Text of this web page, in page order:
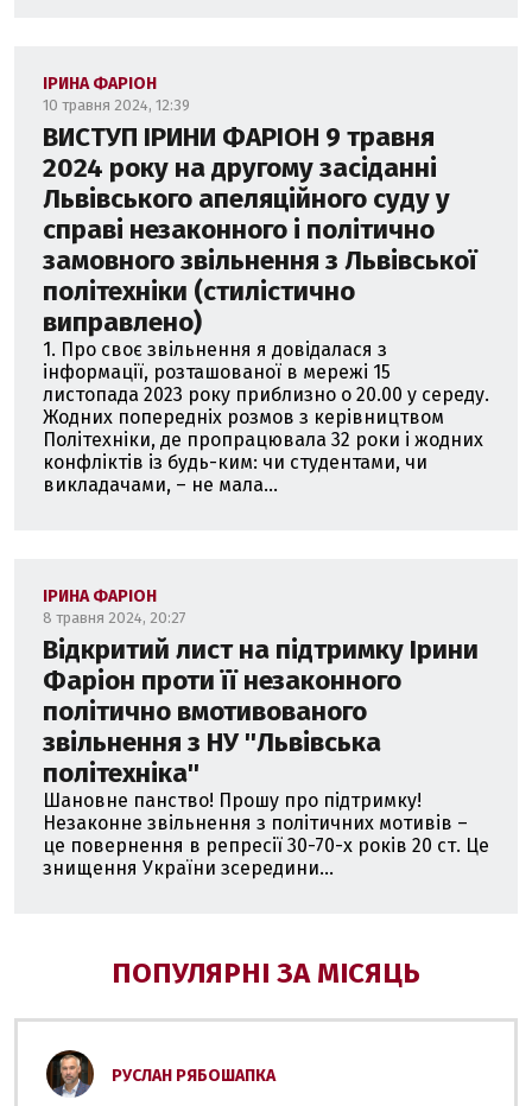
ІРИНА ФАРІОН
10 травня 2024, 12:39
ВИСТУП ІРИНИ ФАРІОН 9 травня
2024 року на другому засіданні
Львівського апеляційного суду у
справі незаконного і політично
замовного звільнення з Львівської
політехніки (стилістично
виправлено)
1. Про своє звільнення я довідалася з
інформації, розташованої в мережі 15
листопада 2023 року приблизно о 20.00 у середу.
Жодних попередніх розмов з керівництвом
Політехніки, де пропрацювала 32 роки і жодних
конфліктів із будь-ким: чи студентами, чи
викладачами, – не мала...
ІРИНА ФАРІОН
8 травня 2024, 20:27
Відкритий лист на підтримку Ірини
Фаріон проти її незаконного
політично вмотивованого
звільнення з НУ ''Львівська
політехніка''
Шановне панство! Прошу про підтримку!
Незаконне звільнення з політичних мотивів –
це повернення в репресії 30-70-х років 20 ст. Це
знищення України зсередини...
ПОПУЛЯРНІ ЗА МІСЯЦЬ
РУСЛАН РЯБОШАПКА